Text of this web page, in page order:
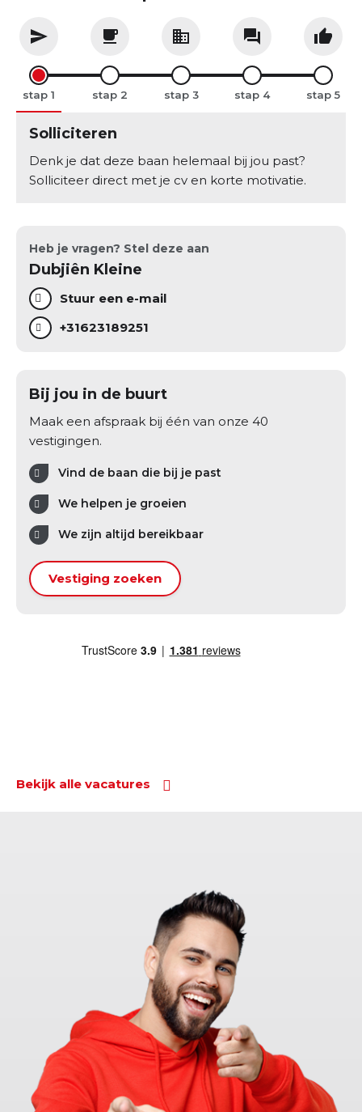
stap stap stap stap stap
Solliciteren
Denk je dat deze baan helemaal bij jou past?
Solliciteer direct met je cv en korte motivatie.
Heb je vragen? Stel deze aan
Dubjiên Kleine
Stuur een e-mail
+31623189251
Bij jou in de buurt
Maak een afspraak bij één van onze 40
vestigingen.
Vind de baan die bij je past
We helpen je groeien
We zijn altijd bereikbaar
Vestiging zoeken
Bekijk alle vacatures